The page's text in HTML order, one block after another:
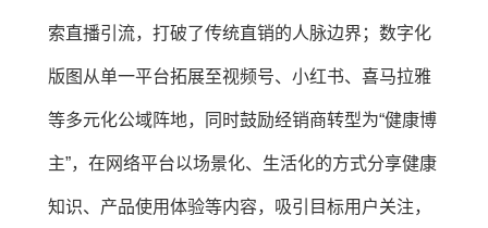
索直播引流，打破了传统直销的人脉边界；数字化
版图从单一平台拓展至视频号、小红书、喜马拉雅
等多元化公域阵地，同时鼓励经销商转型为“健康博
主”，在网络平台以场景化、生活化的方式分享健康
知识、产品使用体验等内容，吸引目标用户关注，